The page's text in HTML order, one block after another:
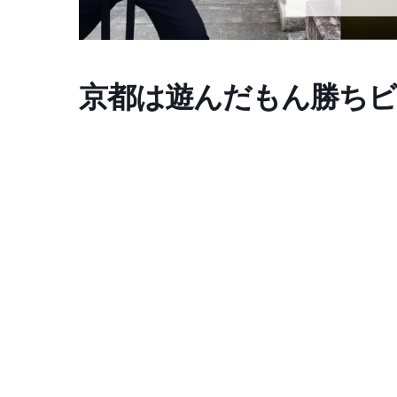
京都は遊んだもん勝ち